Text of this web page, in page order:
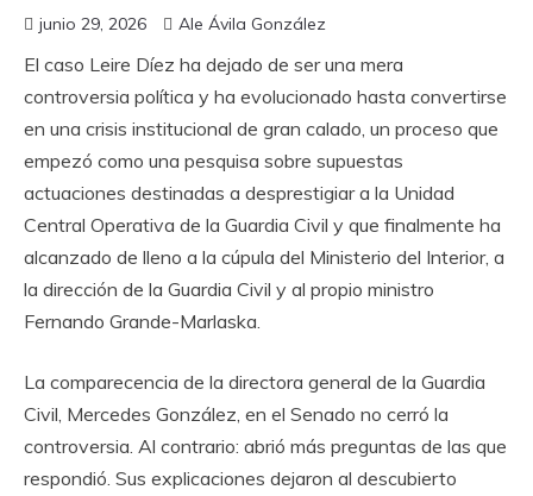
junio 29, 2026 Ale Ávila González
El caso Leire Díez ha dejado de ser una mera
controversia política y ha evolucionado hasta convertirse
en una crisis institucional de gran calado, un proceso que
empezó como una pesquisa sobre supuestas
actuaciones destinadas a desprestigiar a la Unidad
Central Operativa de la Guardia Civil y que finalmente ha
alcanzado de lleno a la cúpula del Ministerio del Interior, a
la dirección de la Guardia Civil y al propio ministro
Fernando Grande-Marlaska.
La comparecencia de la directora general de la Guardia
Civil, Mercedes González, en el Senado no cerró la
controversia. Al contrario: abrió más preguntas de las que
respondió. Sus explicaciones dejaron al descubierto